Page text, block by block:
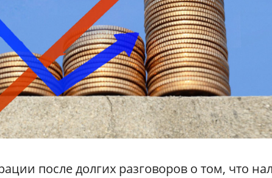
после долгих разговоров о том, что